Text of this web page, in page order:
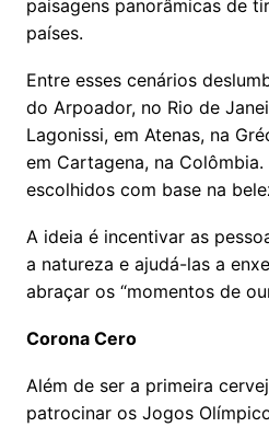
paisagens panorâmicas de
países.
Entre esses cenários
do Arpoador, no Rio de
Lagonissi, em Atenas, na
em Cartagena, na
escolhidos com base na
A ideia é incentivar as
a natureza e ajudá-las a
abraçar os “momentos de
Corona Cero
Além de ser a primeira
patrocinar os Jogos